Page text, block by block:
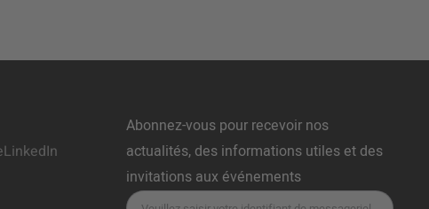
LinkedIn
Abonnez-vous pour recevoir nos
actualités, des informations utiles et des
invitations aux événements